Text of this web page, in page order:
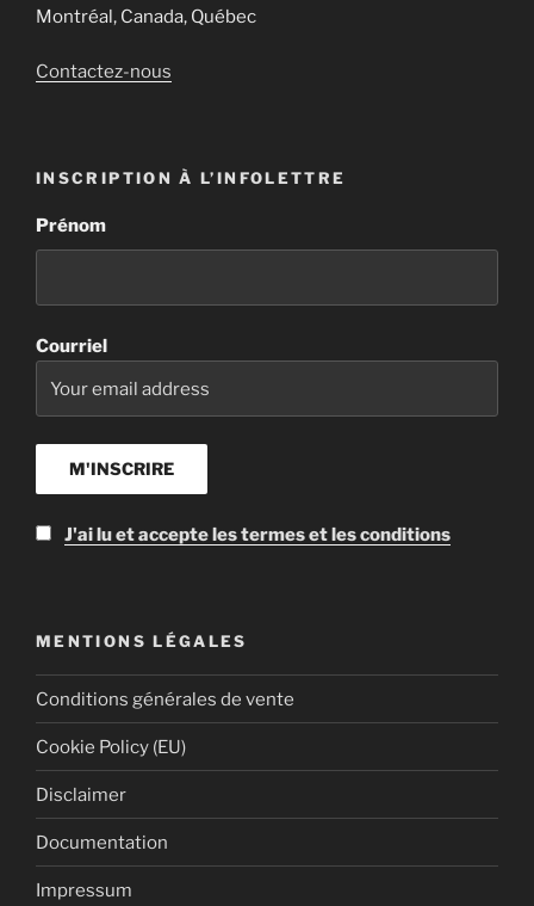
Montréal, Canada, Québec
Contactez-nous
INSCRIPTION À L’INFOLETTRE
Prénom
Courriel
J'ai lu et accepte les termes et les conditions
MENTIONS LÉGALES
Conditions générales de vente
Cookie Policy (EU)
Disclaimer
Documentation
Impressum